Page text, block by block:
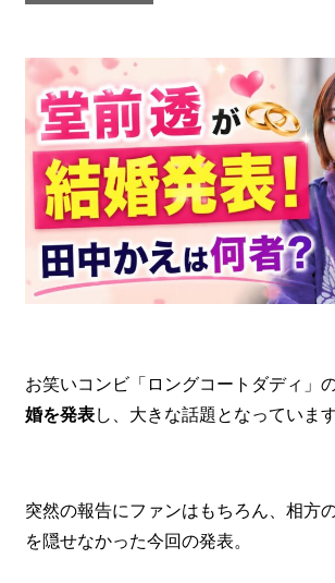
お笑いコンビ「ロングコートダディ」
婚を発表し、大きな話題となっています
突然の報告にファンはもちろん、相方
を隠せなかった今回の発表。